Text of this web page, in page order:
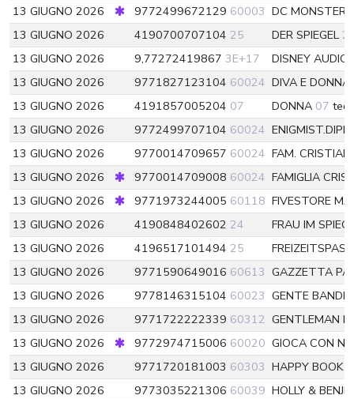
13 GIUGNO 2026
9772499672129 60003 DC
13 GIUGNO 2026
4190700707104 25 DER SPIEGEL
13 GIUGNO 2026
9,77272419867 3E+17
DISNEY
13 GIUGNO 2026
9771827123104 60024 DIVA E
13 GIUGNO 2026
4191857005204 07 DONNA 07
13 GIUGNO 2026
9772499707104 60024
13 GIUGNO 2026
9770014709657 60024 FAM.
13 GIUGNO 2026
9770014709008 60024 FAMIGLIA
13 GIUGNO 2026
9771973244005 60118 FIVESTORE
13 GIUGNO 2026
4190848402602 24
FRAU IM
13 GIUGNO 2026
4196517101494 25
13 GIUGNO 2026
9771590649016 60613 GAZZETTA
13 GIUGNO 2026
9778146315104 60023 GENTE
13 GIUGNO 2026
9771722222339 60312 GENTLEMAN
13 GIUGNO 2026
9772974715006 60020 GIOCA CON
13 GIUGNO 2026
9771720181003 60303 HAPPY BOOK
13 GIUGNO 2026
9773035221306 60039 HOLLY & BENJI